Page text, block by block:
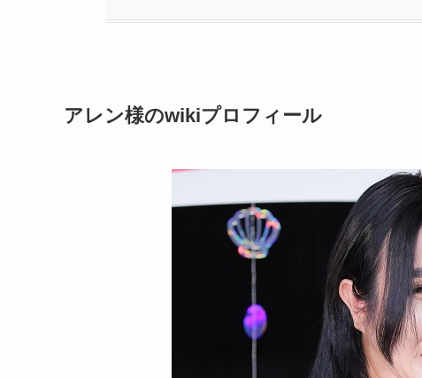
アレン様のwikiプロフィール